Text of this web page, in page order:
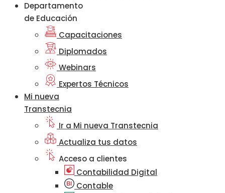
Departamento
de Educación
Capacitaciones
Diplomados
Webinars
Expertos Técnicos
Mi nueva
Transtecnia
Ir a Mi nueva Transtecnia
Actualiza tus datos
Acceso a clientes
Contabilidad Digital
Contable